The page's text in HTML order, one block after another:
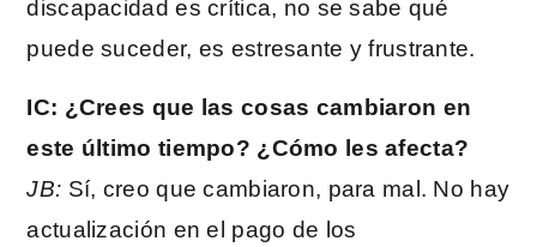
discapacidad es crítica, no se sabe qué
puede suceder, es estresante y frustrante.
IC: ¿Crees que las cosas cambiaron en
este último tiempo? ¿Cómo les afecta?
JB: Sí, creo que cambiaron, para mal. No hay
actualización en el pago de los